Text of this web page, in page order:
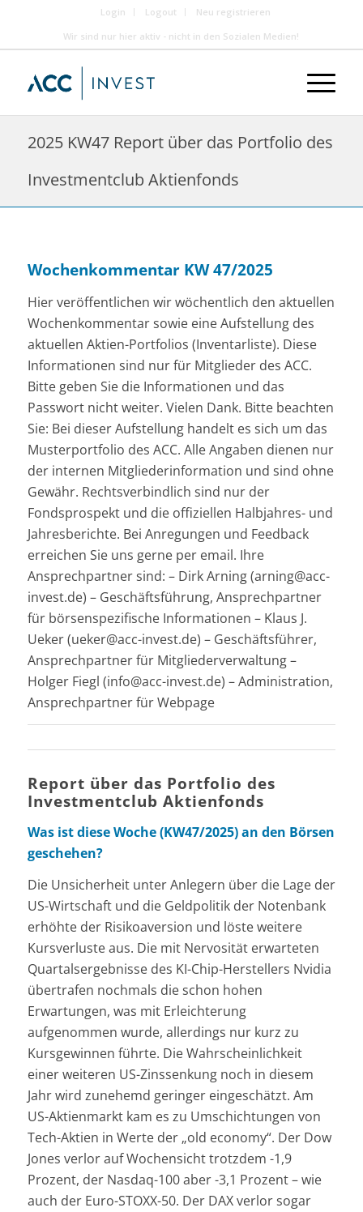
Login Logout
Neu registrieren
Wir sind nur hier aktiv - nicht in den Sozialen Medien!
2025 KW47 Report über das Portfolio des
Investmentclub Aktienfonds
Wochenkommentar KW 47/2025
Hier veröffentlichen wir wöchentlich den aktuellen
Wochenkommentar sowie eine Aufstellung des
aktuellen Aktien-Portfolios (Inventarliste). Diese
Informationen sind nur für Mitglieder des ACC.
Bitte geben Sie die Informationen und das
Passwort nicht weiter. Vielen Dank. Bitte beachten
Sie: Bei dieser Aufstellung handelt es sich um das
Musterportfolio des ACC. Alle Angaben dienen nur
der internen Mitgliederinformation und sind ohne
Gewähr. Rechtsverbindlich sind nur der
Fondsprospekt und die offiziellen Halbjahres- und
Jahresberichte. Bei Anregungen und Feedback
erreichen Sie uns gerne per email. Ihre
Ansprechpartner sind: – Dirk Arning (arning@acc-
invest.de) – Geschäftsführung, Ansprechpartner
für börsenspezifische Informationen – Klaus J.
Ueker (ueker@acc-invest.de) – Geschäftsführer,
Ansprechpartner für Mitgliederverwaltung –
Holger Fiegl (info@acc-invest.de) – Administration,
Ansprechpartner für Webpage
Report über das Portfolio des
Investmentclub Aktienfonds
Was ist diese Woche (KW47/2025) an den Börsen
geschehen?
Die Unsicherheit unter Anlegern über die Lage der
US-Wirtschaft und die Geldpolitik der Notenbank
erhöhte der Risikoaversion und löste weitere
Kursverluste aus. Die mit Nervosität erwarteten
Quartalsergebnisse des KI-Chip-Herstellers Nvidia
übertrafen nochmals die schon hohen
Erwartungen, was mit Erleichterung
aufgenommen wurde, allerdings nur kurz zu
Kursgewinnen führte. Die Wahrscheinlichkeit
einer weiteren US-Zinssenkung noch in diesem
Jahr wird zunehemd geringer eingeschätzt. Am
US-Aktienmarkt kam es zu Umschichtungen von
Tech-Aktien in Werte der „old economy“. Der Dow
Jones verlor auf Wochensicht trotzdem -1,9
Prozent, der Nasdaq-100 aber -3,1 Prozent – wie
auch der Euro-STOXX-50. Der DAX verlor sogar